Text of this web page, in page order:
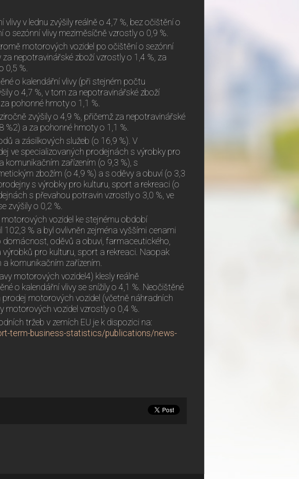
v lednu zvýšily reálně o 4,7 %, bez očištění o
sezónní vlivy meziměsíčně vzrostly o 0,9 %.
motorových vozidel po očištění o sezónní
za nepotravinářské zboží vzrostly o 1,4 %, za
0,5 %.
o kalendářní vlivy (při stejném počtu
o 4,7 %, v tom za nepotravinářské zboží
pohonné hmoty o 1,1 %.
zvýšily o 4,9 %, přičemž za nepotravinářské
%2) a za pohonné hmoty o 1,1 %.
a zásilkových služeb (o 16,9 %). V
ve specializovaných prodejnách s výrobky pro
zařízením (o 9,3 %), s
zbožím (o 4,9 %) a s oděvy a obuví (o 3,3
s výrobky pro kulturu, sport a rekreaci (o
s převahou potravin vzrostly o 3,0 %, ve
zvýšily o 0,2 %.
vozidel ke stejnému období
102,3 % a byl ovlivněn zejména vyššími cenami
oděvů a obuvi, farmaceutického,
pro kulturu, sport a rekreaci. Naopak
komunikačním zařízením.
motorových vozidel4) klesly reálně
o kalendářní vlivy se snížily o 4,1 %. Neočištěné
motorových vozidel (včetně náhradních
motorových vozidel vzrostly o 0,4 %.
tržeb v zemích EU je k dispozici na:
term-business-statistics/publications/news-